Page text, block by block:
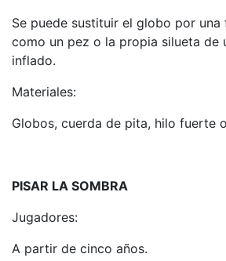
Se puede sustituir el globo por una
como un pez o la propia silueta de
inflado.
Materiales:
Globos, cuerda de pita, hilo fuerte
PISAR LA SOMBRA
Jugadores:
A partir de cinco años.